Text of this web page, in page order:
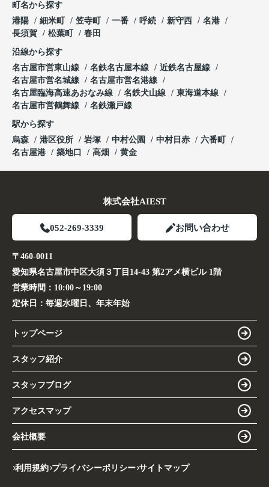
町名から探す
港陽
細米町 笠寺町 一番 呼続 新守西
名港
長須賀
松葉町 春田
沿線から探す
名古屋市営東山線
名鉄名古屋本線
近鉄名古屋線
名古屋市営名城線
名古屋市営名港線
名古屋臨海高速あおなみ線
名鉄犬山線
東海道本線
名古屋市営鶴舞線
名鉄瀬戸線
駅から探す
烏森
港区役所 岩塚 中村公園 中村日赤
六番町
名古屋港
築地口 高畑 黄金
株式会社AIEST
052-269-3339 お問い合わせ
〒460-0011
愛知県名古屋市中区大須３丁目14-43 第2アメ横ビル 1階
営業時間： 10:00～19:00
定休日： 毎週水曜日、年末年始
トップページ
スタッフ紹介
スタッフブログ
アクセスマップ
会社概要
利用規約 プライバシーポリシー サイトマップ